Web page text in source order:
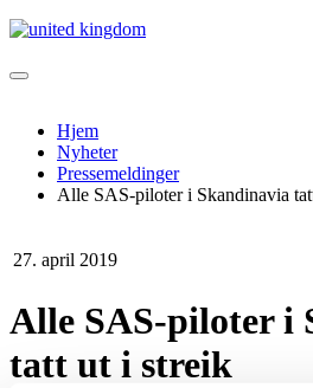
Hjem
Nyheter
Pressemeldinger
Alle SAS-piloter i Skandinavia
27. april 2019
Alle SAS-piloter i
tatt ut i streik